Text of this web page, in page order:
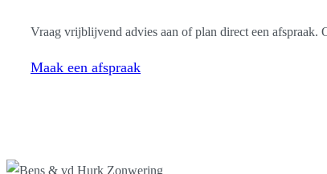
Vraag vrijblijvend advies aan of plan direct een
Maak een afspraak